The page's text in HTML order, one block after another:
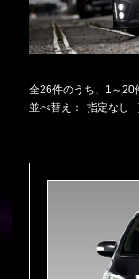
全26件のうち、1～20
並べ替え：
指定なし